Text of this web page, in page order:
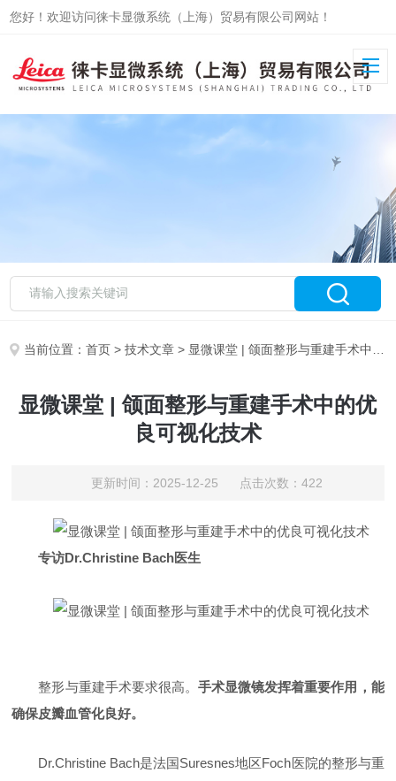
您好！欢迎访问徕卡显微系统（上海）贸易有限公司网站！
当前位置：首页 >技术文章 > 显微课堂 | 颌面整形与重建手术中的优良可视化技术
显微课堂 | 颌面整形与重建手术中的优
良可视化技术
更新时间：2025-12-25 点击次数：422
专访Dr.Christine Bach医生
整形与重建手术要求很高。 手术显微镜发挥着重要作用，能
确保皮瓣血管化良好。
Dr.Christine Bach是法国Suresnes地区Foch医院的整形与重